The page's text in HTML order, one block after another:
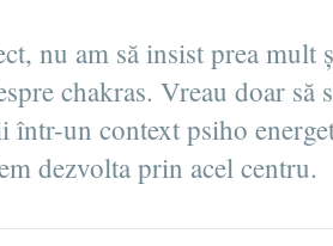
nu am să insist prea mult
chakras. Vreau doar să
un context psiho
dezvolta prin acel centru.